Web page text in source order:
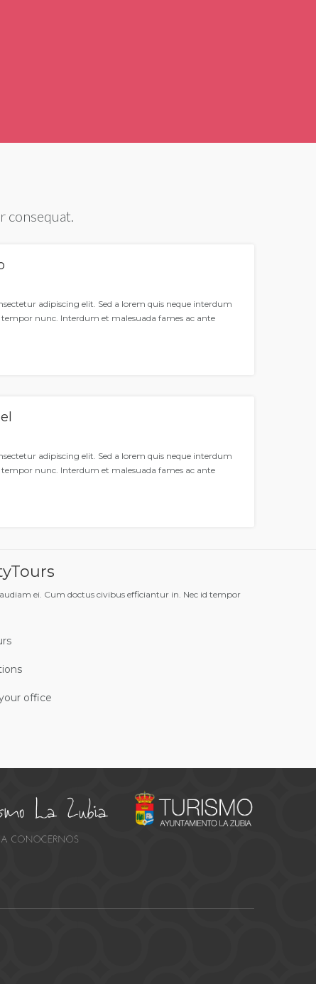
consequat.
adipiscing elit. Sed a lorem quis neque interdum
tempor nunc. Interdum et malesuada fames ac ante
adipiscing elit. Sed a lorem quis neque interdum
tempor nunc. Interdum et malesuada fames ac ante
ei. Cum doctus civibus efficiantur in. Nec id tempor
office